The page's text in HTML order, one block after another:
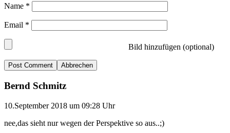
Name *
Email *
Bild hinzufügen (optional)
Abbrechen
Bernd Schmitz
10.September 2018 um 09:28 Uhr
nee,das sieht nur wegen der Perspektive so aus..;)